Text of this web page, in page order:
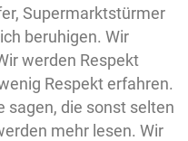
Supermarktstürmer
beruhigen. Wir
werden Respekt
Respekt erfahren.
sagen, die sonst selten
mehr lesen. Wir